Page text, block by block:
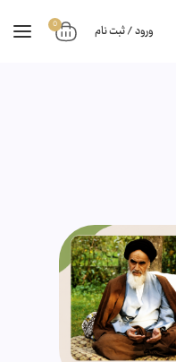
ورود / ثبت نام 0